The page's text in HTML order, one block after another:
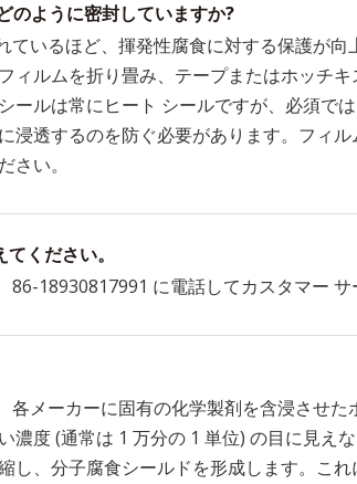
のように密封していますか?
ているほど、揮発性腐食に対する保護が
ィルムを折り畳み、テープまたはホッチ
ールは常にヒート シールですが、必須で
浸透するのを防ぐ必要があります。フィ
さい。
ください。
86-18930817991 に電話してカスタマー
各メーカーに固有の化学製剤を含浸させ
濃度 (通常は 1 万分の 1 単位) の目に見
し、分子腐食シールドを形成します。こ